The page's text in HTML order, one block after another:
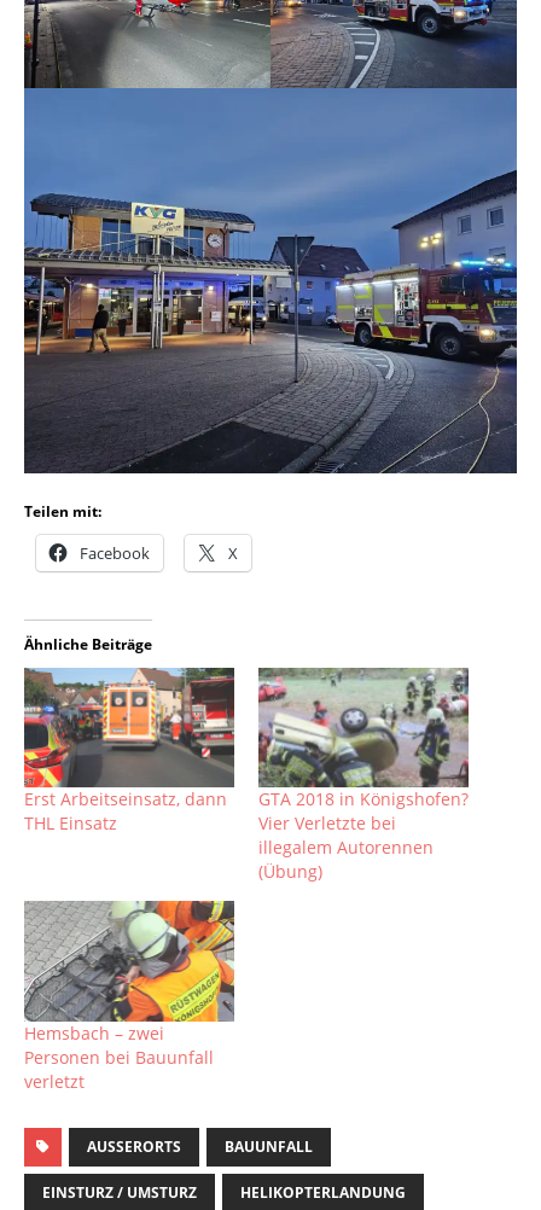
Teilen mit:
Facebook X
Ähnliche Beiträge
Erst Arbeitseinsatz, dann
THL Einsatz
GTA 2018 in Königshofen?
Vier Verletzte bei
illegalem Autorennen
(Übung)
Hemsbach – zwei
Personen bei Bauunfall
verletzt
AUSSERORTS BAUUNFALL
EINSTURZ / UMSTURZ HELIKOPTERLANDUNG